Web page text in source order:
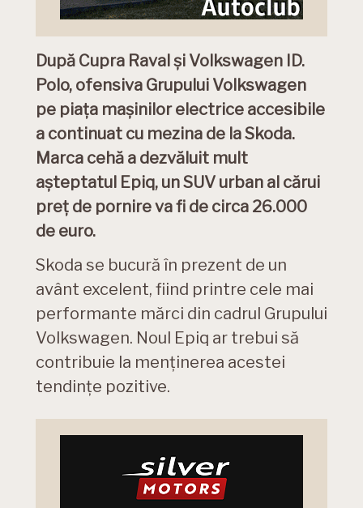
După Cupra Raval și Volkswagen ID.
Polo, ofensiva Grupului Volkswagen
pe piața mașinilor electrice accesibile
a continuat cu mezina de la Skoda.
Marca cehă a dezvăluit mult
așteptatul Epiq, un SUV urban al cărui
preț de pornire va fi de circa 26.000
de euro.
Skoda se bucură în prezent de un
avânt excelent, fiind printre cele mai
performante mărci din cadrul Grupului
Volkswagen. Noul Epiq ar trebui să
contribuie la menținerea acestei
tendințe pozitive.